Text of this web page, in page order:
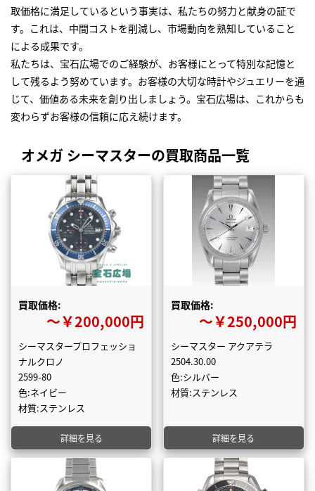
取価格に満足しているという事実は、私たちの努力と献身の証で
す。これは、中間コストを削減し、市場動向を熟知していること
による成果です。
私たちは、宝石広場でのご経験が、お客様にとって特別な記憶と
して残るよう努めています。お客様の大切な時計やジュエリーを通
じて、価値ある未来を創り出しましょう。宝石広場は、これからも
変わらずお客様の信頼に応え続けます。
オメガ シーマスターの買取商品一覧
買取価格:
〜￥200,000円
シーマスタープロフェッショ
ナルクロノ
2599-80
色:ネイビー
材質:ステンレス
詳細を見る
買取価格:
〜￥250,000円
シーマスター アクアテラ
2504.30.00
色:シルバー
材質:ステンレス
詳細を見る